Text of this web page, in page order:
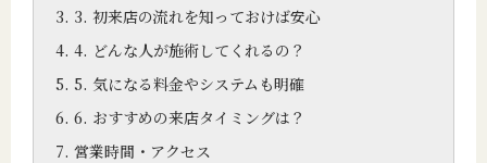
3. 初来店の流れを知っておけば安心
4. どんな人が施術してくれるの？
5. 気になる料金やシステムも明確
6. おすすめの来店タイミングは？
営業時間・アクセス